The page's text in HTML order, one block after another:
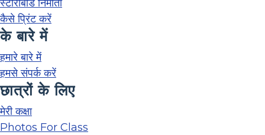
स्टोरीबोर्ड निर्माता
कैसे प्रिंट करें
के बारे में
हमारे बारे में
हमसे संपर्क करें
छात्रों के लिए
मेरी कक्षा
Photos For Class